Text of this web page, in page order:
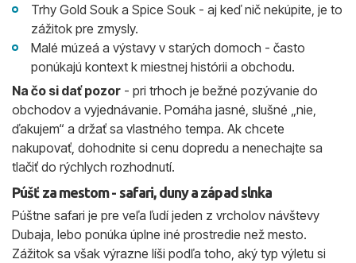
Trhy Gold Souk a Spice Souk - aj keď nič nekúpite, je to
zážitok pre zmysly.
Malé múzeá a výstavy v starých domoch - často
ponúkajú kontext k miestnej histórii a obchodu.
Na čo si dať pozor - pri trhoch je bežné pozývanie do
obchodov a vyjednávanie. Pomáha jasné, slušné „nie,
ďakujem“ a držať sa vlastného tempa. Ak chcete
nakupovať, dohodnite si cenu dopredu a nenechajte sa
tlačiť do rýchlych rozhodnutí.
Púšť za mestom - safari, duny a západ slnka
Púštne safari je pre veľa ľudí jeden z vrcholov návštevy
Dubaja, lebo ponúka úplne iné prostredie než mesto.
Zážitok sa však výrazne líši podľa toho, aký typ výletu si